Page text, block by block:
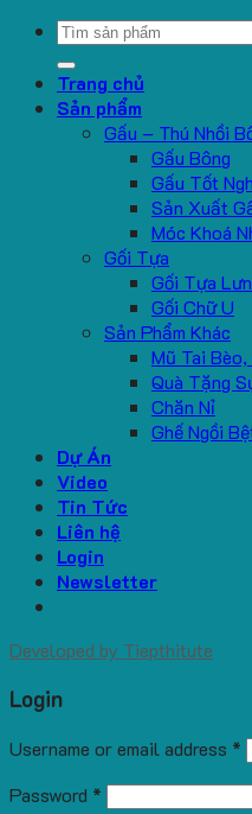
Search
for:
Trang chủ
Sản phẩm
Gấu – Thú Nhồi
Gấu Bông
Gấu Tốt
Sản Xuất
Móc Khoá
Gối Tựa
Gối Tựa
Gối Chữ U
Sản Phẩm Khác
Mũ Tai
Quà Tặng
Chăn Nỉ
Ghế Ngồi
Dự Án
Video
Tin Tức
Liên hệ
Login
Newsletter
Developed by Tiepthitute
Login
Username or email address *
Password *